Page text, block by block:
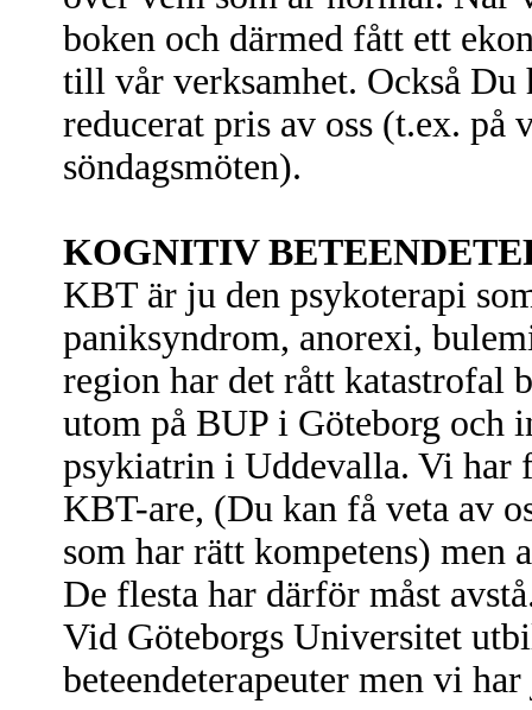
boken och därmed fått ett
till vår verksamhet. Också
reducerat pris av oss (t.ex. på
söndagsmöten).
KOGNITIV
KBT är ju den psykoterapi
paniksyndrom, anorexi,
region har det rått katastrofal
utom på BUP i Göteborg och
psykiatrin i Uddevalla. Vi har
KBT-are, (Du kan få veta av
som har rätt kompetens) men
De flesta har därför måst
Vid Göteborgs Universitet
beteendeterapeuter men vi